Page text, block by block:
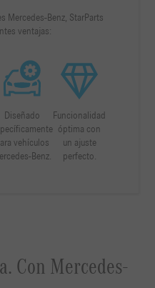
Mercedes-Benz, StarParts
ventajas:
Diseñado
vehículos
Benz.
Funcionalidad
óptima con
un ajuste
perfecto.
Con Mercedes-